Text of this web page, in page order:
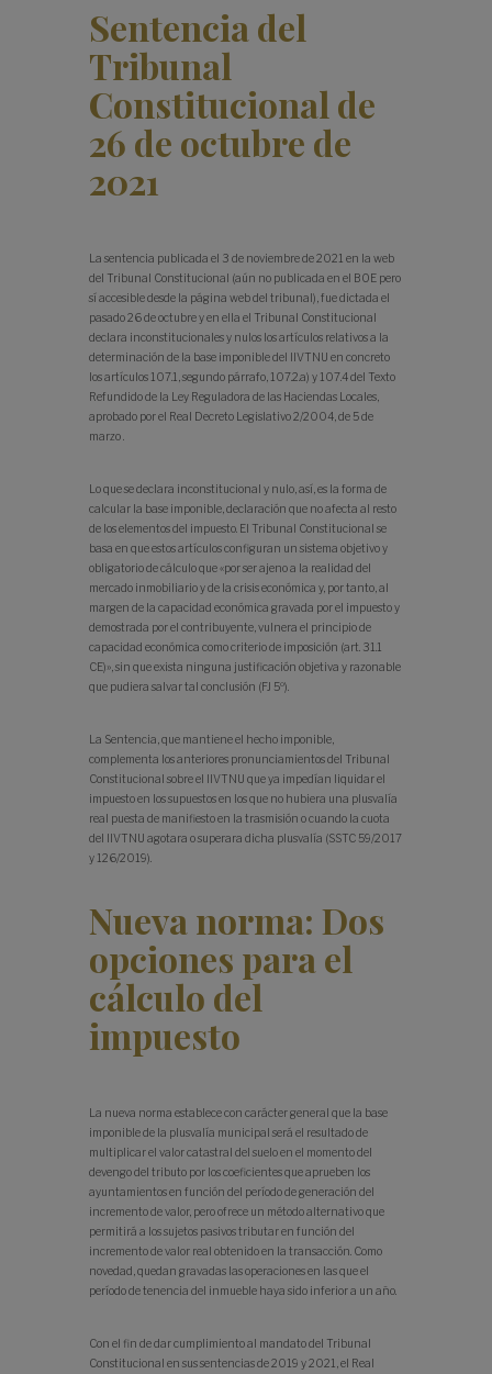
Sentencia del
Tribunal
Constitucional de
26 de octubre de
2021
La sentencia publicada el 3 de noviembre de 2021 en la web
del Tribunal Constitucional (aún no publicada en el BOE pero
sí accesible desde la página web del tribunal), fue dictada el
pasado 26 de octubre y en ella el Tribunal Constitucional
declara inconstitucionales y nulos los artículos relativos a la
determinación de la base imponible del IIVTNU en concreto
los artículos 107.1, segundo párrafo, 107.2.a) y 107.4 del Texto
Refundido de la Ley Reguladora de las Haciendas Locales,
aprobado por el Real Decreto Legislativo 2/2004, de 5 de
marzo .
Lo que se declara inconstitucional y nulo, así, es la forma de
calcular la base imponible, declaración que no afecta al resto
de los elementos del impuesto. El Tribunal Constitucional se
basa en que estos artículos configuran un sistema objetivo y
obligatorio de cálculo que «por ser ajeno a la realidad del
mercado inmobiliario y de la crisis económica y, por tanto, al
margen de la capacidad económica gravada por el impuesto y
demostrada por el contribuyente, vulnera el principio de
capacidad económica como criterio de imposición (art. 31.1
CE)», sin que exista ninguna justificación objetiva y razonable
que pudiera salvar tal conclusión (FJ 5º).
La Sentencia, que mantiene el hecho imponible,
complementa los anteriores pronunciamientos del Tribunal
Constitucional sobre el IIVTNU que ya impedían liquidar el
impuesto en los supuestos en los que no hubiera una plusvalía
real puesta de manifiesto en la trasmisión o cuando la cuota
del IIVTNU agotara o superara dicha plusvalía (SSTC 59/2017
y 126/2019).
Nueva norma: Dos
opciones para el
cálculo del
impuesto
La nueva norma establece con carácter general que la base
imponible de la plusvalía municipal será el resultado de
multiplicar el valor catastral del suelo en el momento del
devengo del tributo por los coeficientes que aprueben los
ayuntamientos en función del período de generación del
incremento de valor, pero ofrece un método alternativo que
permitirá a los sujetos pasivos tributar en función del
incremento de valor real obtenido en la transacción. Como
novedad, quedan gravadas las operaciones en las que el
período de tenencia del inmueble haya sido inferior a un año.
Con el fin de dar cumplimiento al mandato del Tribunal
Constitucional en sus sentencias de 2019 y 2021, el Real